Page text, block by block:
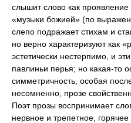
слышит слово как
«музыки божией» (по
слепо подражает стихам и
но верно характеризуют как
эстетически нестерпимо, и
павлиньи перья; но какая-то
симметричность, особая
несомненно, прозе
Поэт прозы воспринимает
нервное и трепетное, горячее